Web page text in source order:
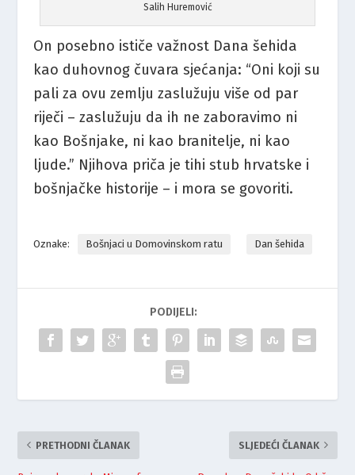
Salih Huremović
On posebno ističe važnost Dana šehida
kao duhovnog čuvara sjećanja: “Oni koji su
pali za ovu zemlju zaslužuju više od par
riječi – zaslužuju da ih ne zaboravimo ni
kao Bošnjake, ni kao branitelje, ni kao
ljude.” Njihova priča je tihi stub hrvatske i
bošnjačke historije – i mora se govoriti.
Oznake: Bošnjaci u Domovinskom ratu Dan šehida
PODIJELI:
PRETHODNI ČLANAK SLJEDEĆI ČLANAK